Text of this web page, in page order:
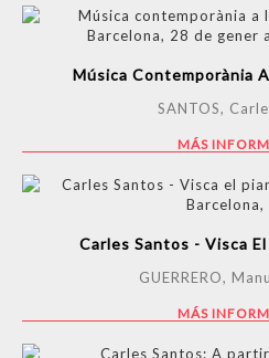
Música Contemporània
SANTOS,
MÁS
Carles Santos - Visca
GUERRERO,
MÁS